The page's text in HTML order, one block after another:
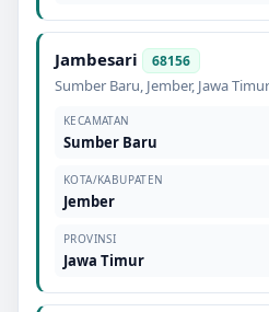
Jambesari 68156
Sumber Baru, Jember, Jawa Timur
KECAMATAN
Sumber Baru
KOTA/KABUPATEN
Jember
PROVINSI
Jawa Timur